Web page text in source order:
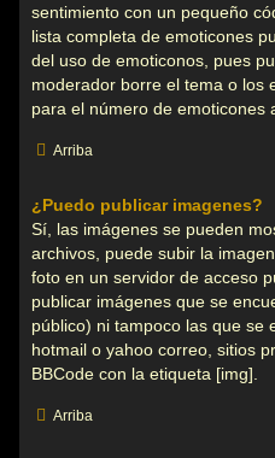
sentimiento con un pequeño
lista completa de emoticones
del uso de emoticonos, pues
moderador borre el tema o los
para el número de emoticones
Arriba
¿Puedo publicar imagenes?
Sí, las imágenes se pueden
archivos, puede subir la
foto en un servidor de acceso
publicar imágenes que se
público) ni tampoco las que se
hotmail o yahoo correo, sitios
BBCode con la etiqueta [img].
Arriba